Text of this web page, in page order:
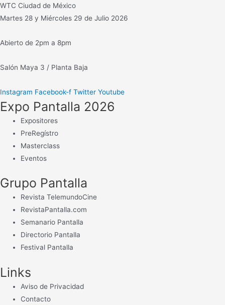
WTC Ciudad de México
Martes 28 y Miércoles 29 de Julio 2026
Abierto de 2pm a 8pm
Salón Maya 3 / Planta Baja
Instagram Facebook-f Twitter Youtube
Expo Pantalla 2026
Expositores
PreRegístro
Masterclass
Eventos
Grupo Pantalla
Revista TelemundoCine
RevistaPantalla.com
Semanario Pantalla
Directorio Pantalla
Festival Pantalla
Links
Aviso de Privacidad
Contacto